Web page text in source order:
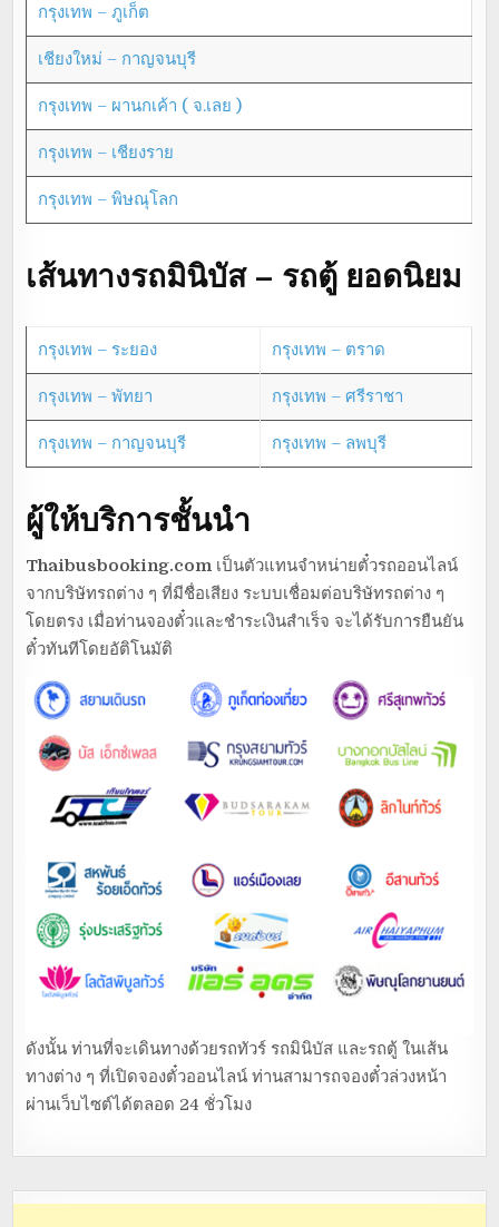
กรุงเทพ – ภูเก็ต
เชียงใหม่ – กาญจนบุรี
กรุงเทพ – ผานกเค้า ( จ.เลย )
กรุงเทพ – เชียงราย
กรุงเทพ – พิษณุโลก
เส้นทางรถมินิบัส – รถตู้ ยอดนิยม
กรุงเทพ – ระยอง กรุงเทพ – ตราด
กรุงเทพ – พัทยา กรุงเทพ – ศรีราชา
กรุงเทพ – กาญจนบุรี กรุงเทพ – ลพบุรี
ผู้ให้บริการชั้นนำ
Thaibusbooking.com เป็นตัวแทนจำหน่ายตั๋วรถออนไลน์
จากบริษัทรถต่าง ๆ ที่มีชื่อเสียง ระบบเชื่อมต่อบริษัทรถต่าง ๆ
โดยตรง เมื่อท่านจองตั๋วและชำระเงินสำเร็จ จะได้รับการยืนยัน
ตั๋วทันทีโดยอัติโนมัติ
ดังนั้น ท่านที่จะเดินทางด้วยรถทัวร์ รถมินิบัส และรถตู้ ในเส้น
ทางต่าง ๆ ที่เปิดจองตั๋วออนไลน์ ท่านสามารถจองตั๋วล่วงหน้า
ผ่านเว็บไซต์ได้ตลอด 24 ชั่วโมง